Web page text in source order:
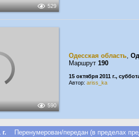
529
590
Одесская область,
Маршрут 190
15 октября 2011 г.,
Автор: ariss_ka
Перенумерован/передан (в пределах